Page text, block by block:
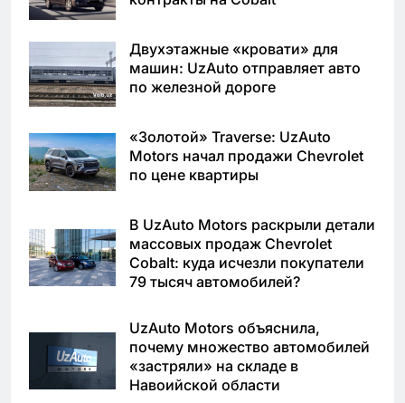
Двухэтажные «кровати» для
машин: UzAuto отправляет авто
по железной дороге
«Золотой» Traverse: UzAuto
Motors начал продажи Chevrolet
по цене квартиры
В UzAuto Motors раскрыли детали
массовых продаж Chevrolet
Cobalt: куда исчезли покупатели
79 тысяч автомобилей?
UzAuto Motors объяснила,
почему множество автомобилей
«застряли» на складе в
Навоийской области